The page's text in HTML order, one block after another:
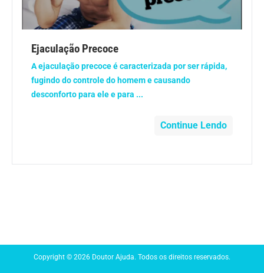
Anemia
Anestesia
Aparelho Digestivo
Ejaculação Precoce
A ejaculação precoce é caracterizada por ser rápida,
fugindo do controle do homem e causando
desconforto para ele e para ...
Continue Lendo
Copyright © 2026 Doutor Ajuda. Todos os direitos reservados.